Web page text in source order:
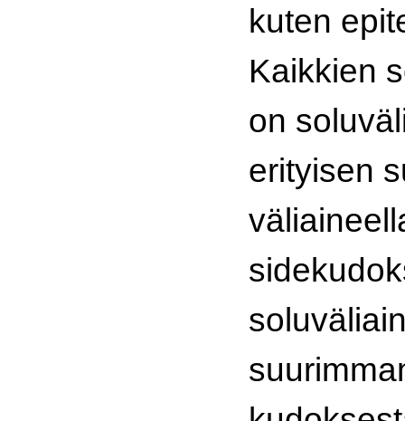
kuten
Kaikkien
on
erityisen